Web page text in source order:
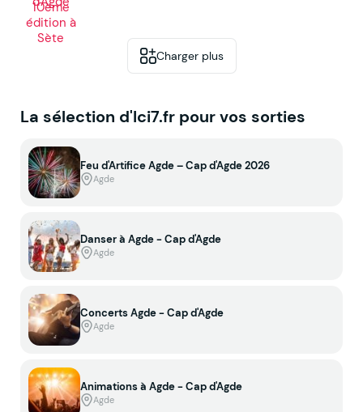
Charger plus
La sélection d'Ici7.fr pour vos sorties
Feu d'Artifice Agde – Cap d'Agde 2026
Agde
Danser à Agde - Cap d'Agde
Agde
Concerts Agde - Cap d'Agde
Agde
Animations à Agde - Cap d'Agde
Agde